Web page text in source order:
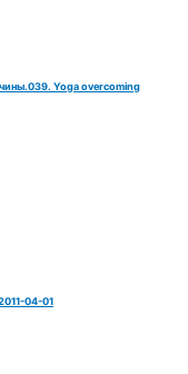
Yoga overcoming
04-01